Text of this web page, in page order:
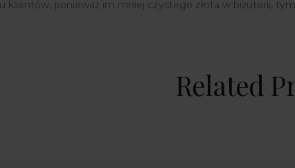
klientów, ponieważ im mniej czystego złota w biżuterii,
Related